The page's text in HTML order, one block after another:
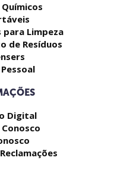
para Limpeza
de Resíduos
Digital